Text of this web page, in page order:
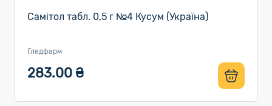
Самітол табл. 0,5 г №4 Кусум (Україна)
Гледфарм
283.00 ₴